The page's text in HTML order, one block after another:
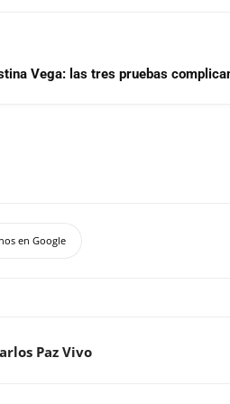
Vega: las tres pruebas
en Google
Paz Vivo